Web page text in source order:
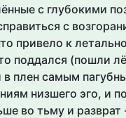
с глубокими
с
привело к
поддался (пошли
в плен самым
низшего эго, и
во тьму и